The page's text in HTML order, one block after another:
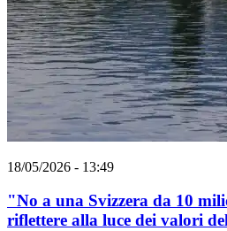
18/05/2026 - 13:49
"No a una Svizzera da 10
riflettere alla luce dei valori